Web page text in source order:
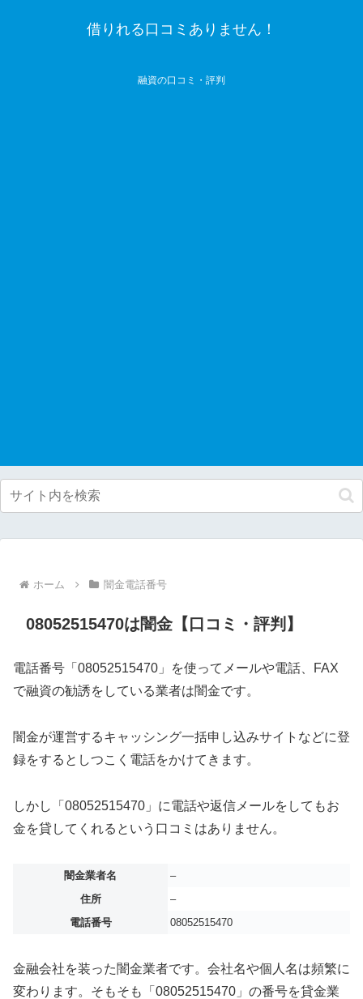
借りれる口コミありません！
融資の口コミ・評判
ホーム 闇金電話番号
08052515470は闇金【口コミ・評判】
電話番号「08052515470」を使ってメールや電話、FAX
で融資の勧誘をしている業者は闇金です。
闇金が運営するキャッシング一括申し込みサイトなどに登
録をするとしつこく電話をかけてきます。
しかし「08052515470」に電話や返信メールをしてもお
金を貸してくれるという口コミはありません。
闇金業者名
–
住所
–
電話番号
08052515470
金融会社を装った闇金業者です。会社名や個人名は頻繁に
変わります。そもそも「08052515470」の番号を貸金業